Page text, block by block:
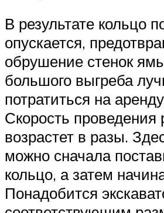
В результате кольцо
опускается,
обрушение стенок
большого выгреба
потратиться на
Скорость проведения
возрастет в разы.
можно сначала
кольцо, а затем
Понадобится